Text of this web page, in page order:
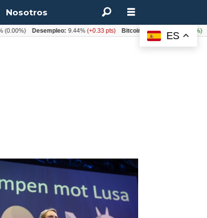
Nosotros
ES
Desempleo: 9.44%(+0.33 pts) Bitcoin: $64.600,08